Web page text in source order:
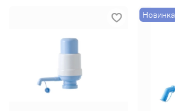
Новинка